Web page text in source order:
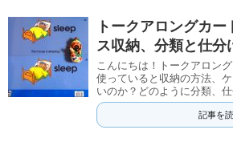
トークアロングカ
ス収納、分類と仕分
こんにちは！トークアロン
使っていると収納の方法、
いのか？どのように分類、
記事を